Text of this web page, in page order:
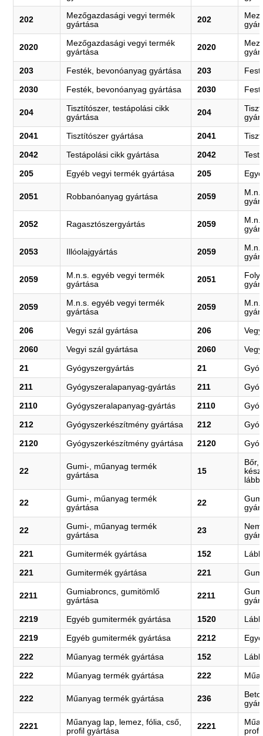
202
Mezőgazdasági vegyi termék
gyártása
202
2020
Mezőgazdasági vegyi termék
gyártása
2020
203 Festék, bevonóanyag gyártása 203
2030 Festék, bevonóanyag gyártása 2030
204
Tisztítószer, testápolási cikk
gyártása
204
2041 Tisztítószer gyártása 2041
2042 Testápolási cikk gyártása 2042
205 Egyéb vegyi termék gyártása 205
2051 Robbanóanyag gyártása 2059
2052 Ragasztószergyártás 2059
2053 Illóolajgyártás 2059
2059
M.n.s. egyéb vegyi termék
gyártása
2051
2059
M.n.s. egyéb vegyi termék
gyártása
2059
206 Vegyi szál gyártása 206
2060 Vegyi szál gyártása 2060
21 Gyógyszergyártás 21
211 Gyógyszeralapanyag-gyártás 211
2110 Gyógyszeralapanyag-gyártás 2110
212 Gyógyszerkészítmény gyártása 212
2120 Gyógyszerkészítmény gyártása 2120
22
Gumi-, műanyag termék
gyártása
15
Bőr,
22
Gumi-, műanyag termék
gyártása
22
22
Gumi-, műanyag termék
gyártása
23
221 Gumitermék gyártása 152
221 Gumitermék gyártása 221
2211
Gumiabroncs, gumitömlő
gyártása
2211
2219 Egyéb gumitermék gyártása 1520
2219 Egyéb gumitermék gyártása 2212
222 Műanyag termék gyártása 152
222 Műanyag termék gyártása 222
222 Műanyag termék gyártása 236
2221
Műanyag lap, lemez, fólia, cső,
profil gyártása
2221